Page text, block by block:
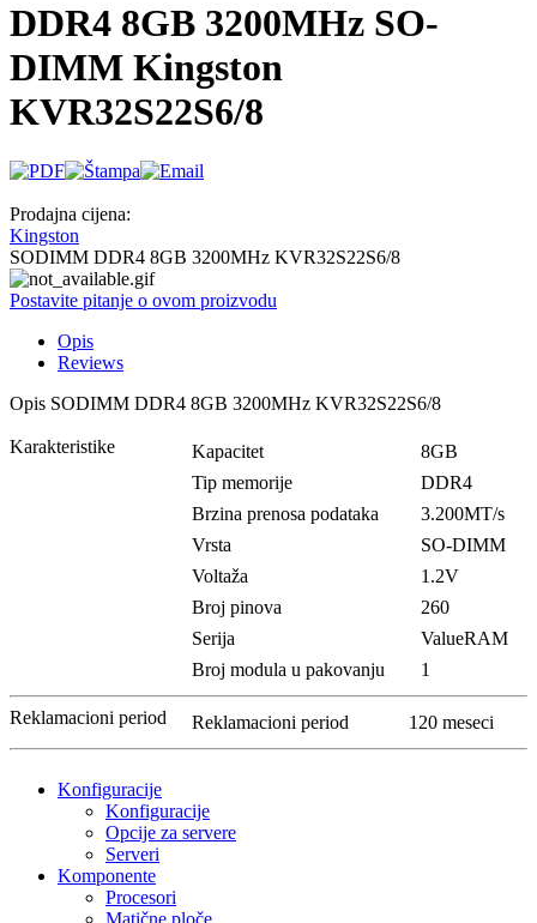
DDR4 8GB 3200MHz SO-
DIMM Kingston
KVR32S22S6/8
Prodajna cijena:
Kingston
SODIMM DDR4 8GB 3200MHz KVR32S22S6/8
Postavite pitanje o ovom proizvodu
Opis
Reviews
Opis SODIMM DDR4 8GB 3200MHz KVR32S22S6/8
Karakteristike Kapacitet
8GB
Tip memorije
DDR4
Brzina prenosa podataka
3.200MT/s
Vrsta
SO-DIMM
Voltaža
1.2V
Broj pinova
260
Serija
ValueRAM
Broj modula u pakovanju
1
Reklamacioni period Reklamacioni period 120 meseci
Konfiguracije
Konfiguracije
Opcije za servere
Serveri
Komponente
Procesori
Matične ploče